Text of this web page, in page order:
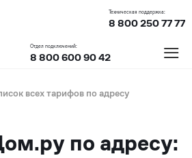
Техническая поддержка:
8 800 250 77 77
Отдел подключений:
8 800 600 90 42 ≡
всех тарифов по адресу
по адресу: